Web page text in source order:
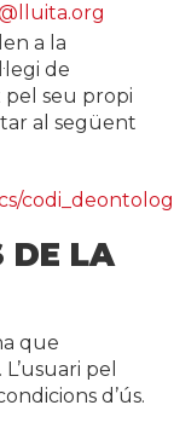
a la
de
pel seu propi
al següent
DE LA
que
pel
d’ús.